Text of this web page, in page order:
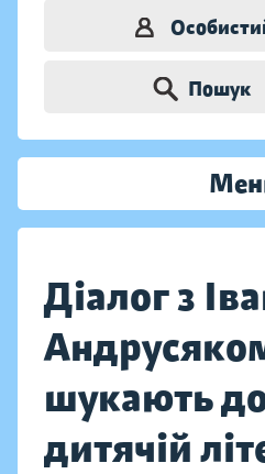
Пошук
Діалог з
шукають
дитячій